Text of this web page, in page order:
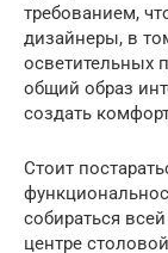
требованием,
дизайнеры, в
осветительных
общий образ
создать
Стоит
собираться
центре